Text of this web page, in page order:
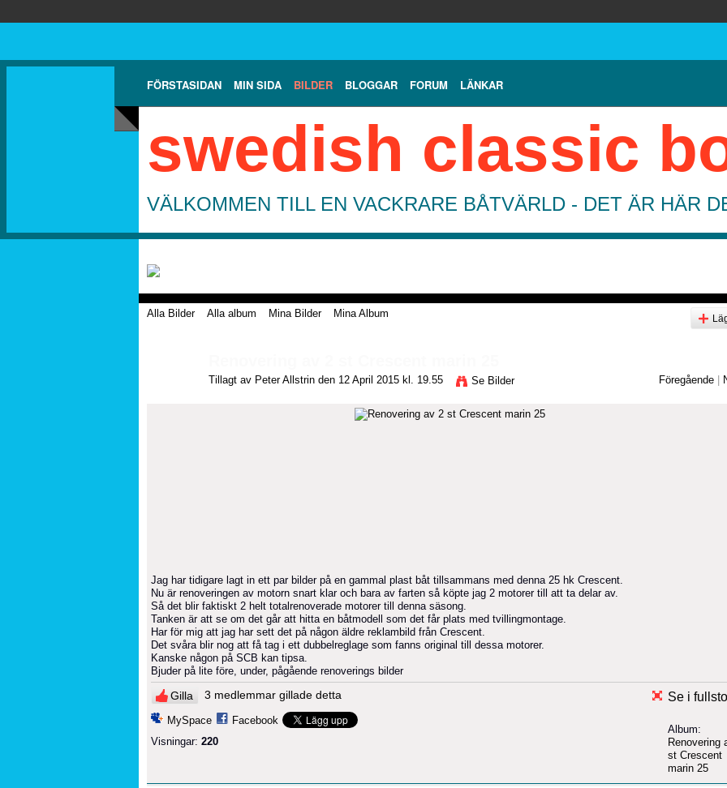
FÖRSTASIDAN MIN SIDA BILDER BLOGGAR FORUM LÄNKAR
swedish classic
VÄLKOMMEN TILL EN VACKRARE BÅTVÄRLD - DET ÄR HÄR
Alla Bilder Alla album Mina Bilder Mina Album
Tillagt av Peter Allstrin den 12 April 2015 kl. 19.55 Se Bilder Föregående
Jag har tidigare lagt in ett par bilder på en gammal plast båt tillsammans med denna 25 hk Crescent.
Nu är renoveringen av motorn snart klar och bara av farten så köpte jag 2 motorer till att ta delar av.
Så det blir faktiskt 2 helt totalrenoverade motorer till denna säsong.
Tanken är att se om det går att hitta en båtmodell som det får plats med tvillingmontage.
Har för mig att jag har sett det på någon äldre reklambild från Crescent.
Det svåra blir nog att få tag i ett dubbelreglage som fanns original till dessa motorer.
Kanske någon på SCB kan tipsa.
Bjuder på lite före, under, pågående renoverings bilder
Gilla 3 medlemmar gillade detta
MySpace
Facebook
Visningar: 220
Se i
Album:
Renovering
st Crescent
marin 25